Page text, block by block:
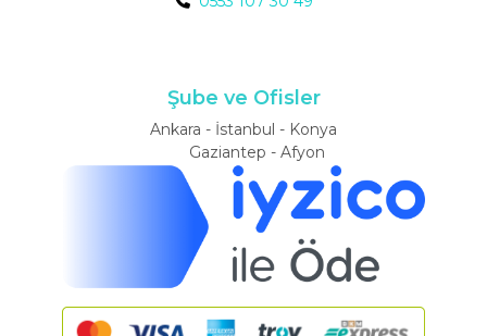
Şube ve Ofisler
Ankara - İstanbul - Konya
Gaziantep - Afyon